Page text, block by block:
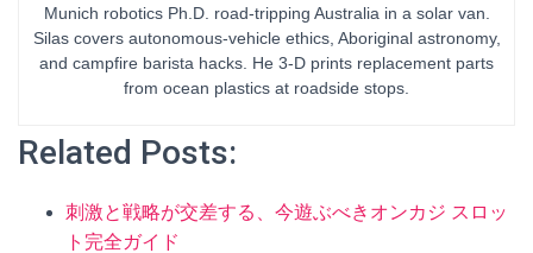
Munich robotics Ph.D. road-tripping Australia in a solar van.
Silas covers autonomous-vehicle ethics, Aboriginal astronomy,
and campfire barista hacks. He 3-D prints replacement parts
from ocean plastics at roadside stops.
Related Posts:
刺激と戦略が交差する、今遊ぶべきオンカジ スロッ
ト完全ガイド